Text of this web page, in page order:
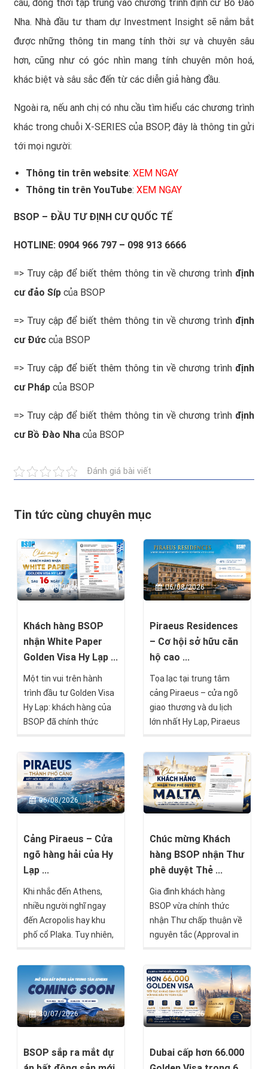
cầu, đồng thời tập trung vào chương trình định cư Bồ Đào
Nha. Nhà đầu tư tham dự Investment Insight sẽ nắm bắt
được những thông tin mang tính thời sự và chuyên sâu
hơn, cũng như có góc nhìn mang tính chuyên môn hoá,
khác biệt và sâu sắc đến từ các diễn giả hàng đầu.
Ngoài ra, nếu anh chị có nhu cầu tìm hiểu các chương trình
khác trong chuỗi X-SERIES của BSOP, đây là thông tin gửi
tới mọi người:
Thông tin trên website: XEM NGAY
Thông tin trên YouTube: XEM NGAY
BSOP – ĐẦU TƯ ĐỊNH CƯ QUỐC TẾ
HOTLINE: 0904 966 797 – 098 913 6666
=> Truy cập để biết thêm thông tin về chương trình định
cư đảo Síp của BSOP
=> Truy cập để biết thêm thông tin về chương trình định
cư Đức của BSOP
=> Truy cập để biết thêm thông tin về chương trình định
cư Pháp của BSOP
=> Truy cập để biết thêm thông tin về chương trình định
cư Bồ Đào Nha của BSOP
Đánh giá bài viết
Tin tức cùng chuyên mục
08/08/2026
Khách hàng BSOP
nhận White Paper
Golden Visa Hy Lạp ...
Một tin vui trên hành
trình đầu tư Golden Visa
Hy Lạp: khách hàng của
BSOP đã chính thức
– Giấy xác nhận tạm thời
về hồ sơ cư trú – chỉ sau
16 ngày kể từ khi hồ sơ
được nộp tại Cơ quan Di
trú Hy Lạp.
06/08/2026
Piraeus Residences
– Cơ hội sở hữu căn
hộ cao ...
Tọa lạc tại trung tâm
cảng Piraeus – cửa ngõ
giao thương và du lịch
lớn nhất Hy Lạp, Piraeus
những dự án nổi bật
hướng đến nhóm nhà
đầu tư tìm kiếm giá trị
bền vững mà BSOP sẽ
chính thức mở bán trong
06/08/2026
Cảng Piraeus – Cửa
ngõ hàng hải của Hy
Lạp ...
Khi nhắc đến Athens,
nhiều người nghĩ ngay
đến Acropolis hay khu
phố cổ Plaka. Tuy nhiên,
thành phố khoảng 20–30
phút di chuyển là Piraeus
– cảng biển lớn nhất Hy
Lạp, một trong những
trung tâm hàng hải quan
khu vực đang chuyển
mình mạnh mẽ nhờ sự
31/07/2026
Chúc mừng Khách
hàng BSOP nhận Thư
phê duyệt Thẻ ...
Gia đình khách hàng
BSOP vừa chính thức
nhận Thư chấp thuận về
nguyên tắc (Approval in
Malta theo chương trình
Malta Permanent
Residence Programme
(MPRP). Đây là cột mốc
quan trọng, đánh dấu
quá trình thẩm định (Due
Diligence) và chỉ còn một
30/07/2026
BSOP sắp ra mắt dự
21/07/2026
Dubai cấp hơn 66.000